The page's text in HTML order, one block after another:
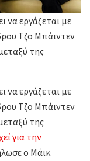
να εργάζεται με
Τζο Μπάιντεν
της
να εργάζεται με
Τζο Μπάιντεν
της
για την
ο Μάικ